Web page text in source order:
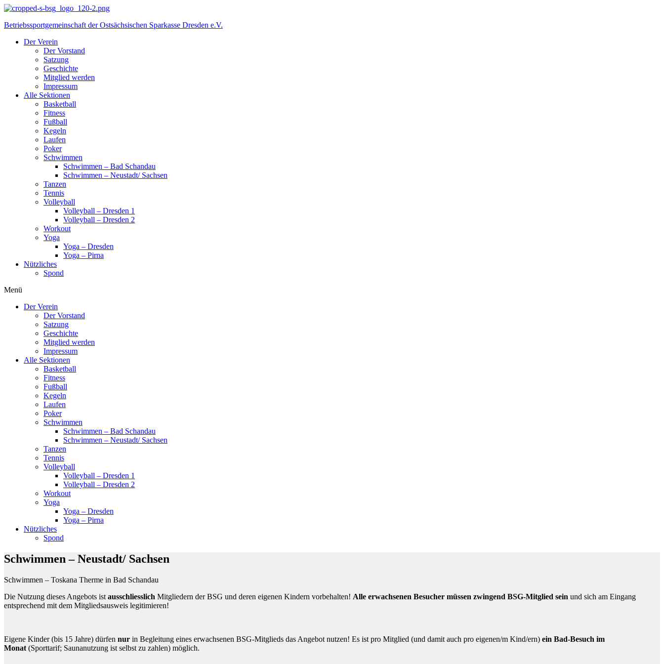
Betriebssportgemeinschaft der Ostsächsischen Sparkasse Dresden e.V.
Der Verein
Der Vorstand
Satzung
Geschichte
Mitglied werden
Impressum
Alle Sektionen
Basketball
Fitness
Fußball
Kegeln
Laufen
Poker
Schwimmen
Schwimmen – Bad Schandau
Schwimmen – Neustadt/ Sachsen
Tanzen
Tennis
Volleyball
Volleyball – Dresden 1
Volleyball – Dresden 2
Workout
Yoga
Yoga – Dresden
Yoga – Pirna
Nützliches
Spond
Menü
Der Verein
Der Vorstand
Satzung
Geschichte
Mitglied werden
Impressum
Alle Sektionen
Basketball
Fitness
Fußball
Kegeln
Laufen
Poker
Schwimmen
Schwimmen – Bad Schandau
Schwimmen – Neustadt/ Sachsen
Tanzen
Tennis
Volleyball
Volleyball – Dresden 1
Volleyball – Dresden 2
Workout
Yoga
Yoga – Dresden
Yoga – Pirna
Nützliches
Spond
Schwimmen – Neustadt/ Sachsen
Schwimmen – Toskana Therme in Bad Schandau
Die Nutzung dieses Angebots ist ausschliesslich Mitgliedern der BSG und deren eigenen Kindern vorbehalten! Alle erwachsenen Besucher müssen zwingend BSG-Mitglied sein und sich am Eingang
entsprechend mit dem Mitgliedsausweis legitimieren!
Eigene Kinder (bis 15 Jahre) dürfen nur in Begleitung eines erwachsenen BSG-Mitglieds das Angebot nutzen! Es ist pro Mitglied (und damit auch pro eigenen/m Kind/ern) ein Bad-Besuch im
Monat (Sporttarif; Saunanutzung ist selbst zu zahlen) möglich.